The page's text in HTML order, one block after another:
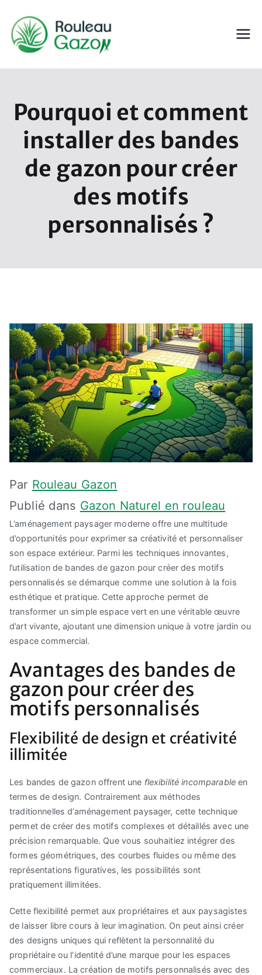
contenu
Pourquoi et comment
installer des bandes
de gazon pour créer
des motifs
personnalisés ?
Par Rouleau Gazon
Publié dans Gazon Naturel en rouleau
L’aménagement paysager moderne offre une multitude
d’opportunités pour exprimer sa créativité et personnaliser
son espace extérieur. Parmi les techniques innovantes,
l’utilisation de bandes de gazon pour créer des motifs
personnalisés se démarque comme une solution à la fois
esthétique et pratique. Cette approche permet de
transformer un simple espace vert en une véritable œuvre
d’art vivante, ajoutant une dimension unique à votre jardin ou
espace commercial.
Avantages des bandes de
gazon pour créer des
motifs personnalisés
Flexibilité de design et créativité
illimitée
Les bandes de gazon offrent une flexibilité incomparableen
termes de design. Contrairement aux méthodes
traditionnelles d’aménagement paysager, cette technique
permet de créer des motifs complexes et détaillés avec une
précision remarquable. Que vous souhaitiez intégrer des
formes géométriques, des courbes fluides ou même des
représentations figuratives, les possibilités sont
pratiquement illimitées.
Cette flexibilité permet aux propriétaires et aux paysagistes
de laisser libre cours à leur imagination. On peut ainsi créer
des designs uniques qui reflètent la personnalité du
propriétaire ou l’identité d’une marque pour les espaces
commerciaux. La création de motifs personnalisés avec des